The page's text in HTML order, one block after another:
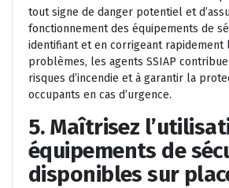
tout signe de danger potentiel et
fonctionnement des équipements de
identifiant et en corrigeant rapidement
problèmes, les agents SSIAP
risques d’incendie et à garantir la
occupants en cas d’urgence.
5. Maîtrisez
équipements de
disponibles sur